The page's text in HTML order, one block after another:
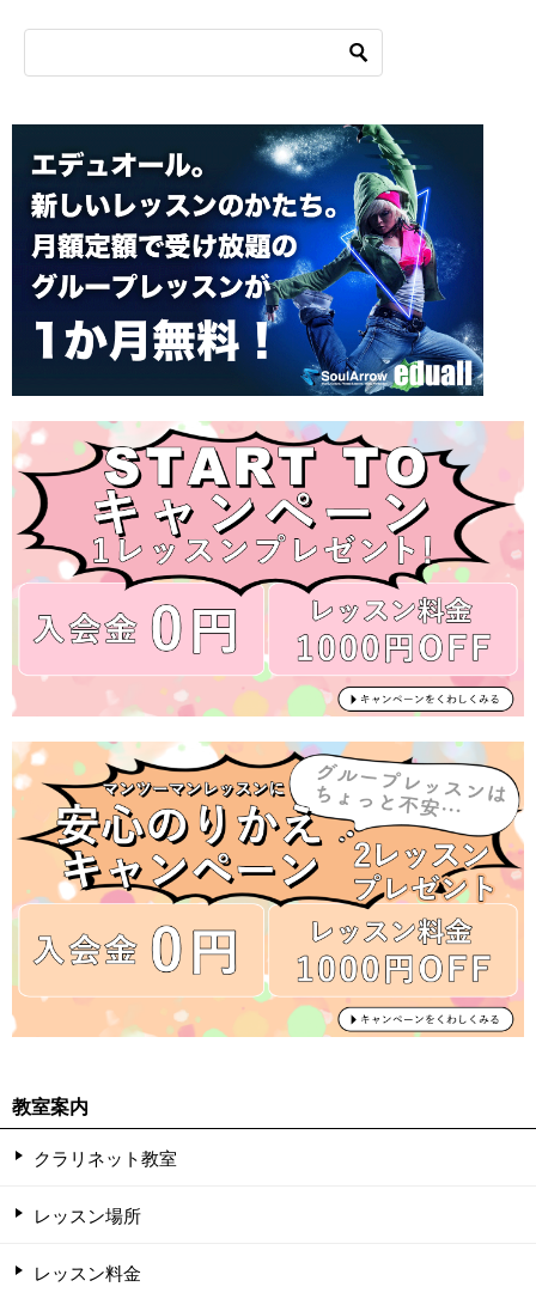
教室案内
クラリネット教室
レッスン場所
レッスン料金